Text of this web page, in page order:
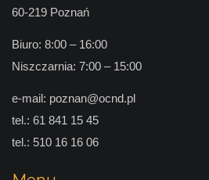
60-219 Poznań
Biuro: 8:00 – 16:00
Niszczarnia: 7:00 – 15:00
e-mail: poznan@ocnd.pl
tel.: 61 841 15 45
tel.: 510 16 16 06